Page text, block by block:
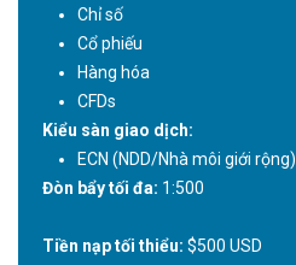
Chỉ số
Cổ phiếu
Hàng hóa
CFDs
Kiểu sàn giao dịch:
ECN (NDD/Nhà môi giới rộng)
Đòn bẩy tối đa: 1:500
Tiền nạp tối thiểu: $500 USD